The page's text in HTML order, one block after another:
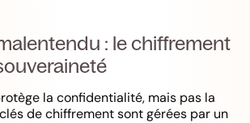
: le chiffrement
la confidentialité, mais pas la
de chiffrement sont gérées par un